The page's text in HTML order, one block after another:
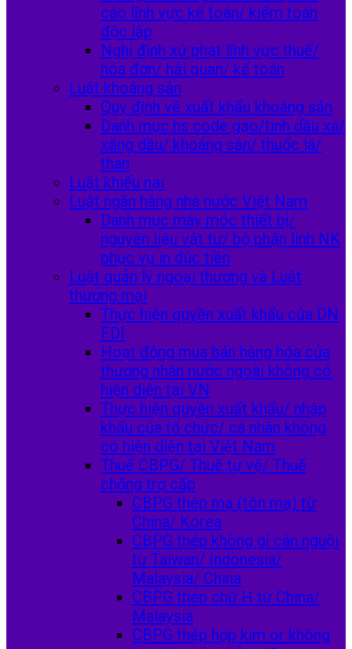
cáo lĩnh vực kế toán/ kiểm toán
độc lập
Nghị định xử phạt lĩnh vực thuế/
hóa đơn/ hải quan/ kế toán
Luật khoáng sản
Quy định về xuất khẩu khoáng sản
Danh mục hs code gạo/tinh dầu xá/
xăng dầu/ khoáng sản/ thuốc lá/
than
Luật khiếu nại
Luật ngân hàng nhà nước Việt Nam
Danh mục máy móc thiết bị/
nguyên liệu vật tư/ bộ phận linh NK
phục vụ in đúc tiền
Luật quản lý ngoại thương và Luật
thương mại
Thực hiện quyền xuất khẩu của DN
FDI
Hoạt động mua bán hàng hóa của
thương nhân nước ngoài không có
hiện diện tại VN
Thực hiện quyền xuất khẩu/ nhập
khẩu của tổ chức/ cá nhân không
có hiện diện tại Việt Nam
Thuế CBPG/ Thuế tự vệ/ Thuế
chống trợ cấp
CBPG thép mạ (tôn mạ) từ
China/ Korea
CBPG thép không gỉ cán nguội
từ Taiwan/ Indonesia/
Malaysia/ China
CBPG thép chữ H từ China/
Malaysia
CBPG thép hợp kim or không